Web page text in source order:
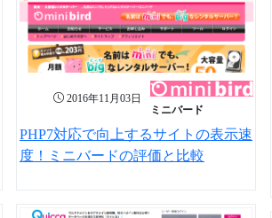
2016年11月03日
ミニバード
PHP7対応で向上するサイトの表示速
度！ミニバードの評価と比較